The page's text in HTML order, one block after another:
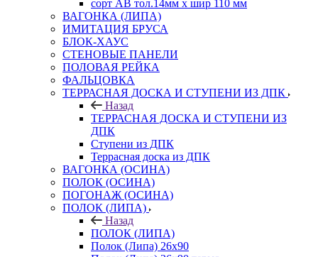
сорт АВ тол.14мм х шир 110 мм
ВАГОНКА (ЛИПА)
ИМИТАЦИЯ БРУСА
БЛОК-ХАУС
СТЕНОВЫЕ ПАНЕЛИ
ПОЛОВАЯ РЕЙКА
ФАЛЬЦОВКА
ТЕРРАСНАЯ ДОСКА И СТУПЕНИ ИЗ ДПК
Назад
ТЕРРАСНАЯ ДОСКА И СТУПЕНИ ИЗ
ДПК
Ступени из ДПК
Террасная доска из ДПК
ВАГОНКА (ОСИНА)
ПОЛОК (ОСИНА)
ПОГОНАЖ (ОСИНА)
ПОЛОК (ЛИПА)
Назад
ПОЛОК (ЛИПА)
Полок (Липа) 26х90